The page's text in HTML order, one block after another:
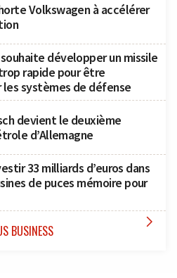
Volkswagen à accélérer
développer un missile
rapide pour être
systèmes de défense
devient le deuxième
d’Allemagne
33 milliards d’euros dans
de puces mémoire pour
BUSINESS 